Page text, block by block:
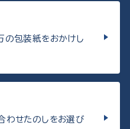
の包装紙をおかけし
わせたのしをお選び